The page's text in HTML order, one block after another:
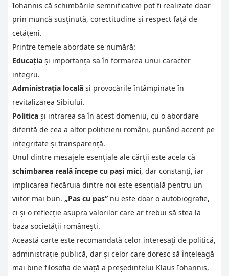
Iohannis că schimbările semnificative pot fi realizate doar
prin muncă susținută, corectitudine și respect față de
cetățeni.
Printre temele abordate se numără:
Educația și importanța sa în formarea unui caracter
integru.
Administrația locală și provocările întâmpinate în
revitalizarea Sibiului.
Politica și intrarea sa în acest domeniu, cu o abordare
diferită de cea a altor politicieni români, punând accent pe
integritate și transparență.
Unul dintre mesajele esențiale ale cărții este acela că
schimbarea reală începe cu pași mici, dar constanți, iar
implicarea fiecăruia dintre noi este esențială pentru un
viitor mai bun. „Pas cu pas” nu este doar o autobiografie,
ci și o reflecție asupra valorilor care ar trebui să stea la
baza societății românești.
Această carte este recomandată celor interesați de politică,
administrație publică, dar și celor care doresc să înțeleagă
mai bine filosofia de viață a președintelui Klaus Iohannis,